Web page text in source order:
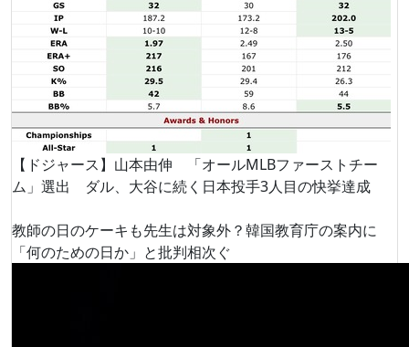
【ドジャース】山本由伸 「オールMLBファーストチー
ム」選出 ダル、大谷に続く日本投手3人目の快挙達成
教師の日のケーキも先生は対象外？韓国教育庁の案内に
「何のための日か」と批判相次ぐ